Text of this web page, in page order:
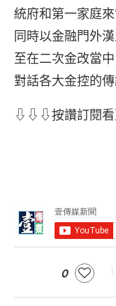
統府和第一家庭
同時以金融門外
至在二次金改當
對話各大金控的傳
⇩⇩⇩按讚訂閱
0